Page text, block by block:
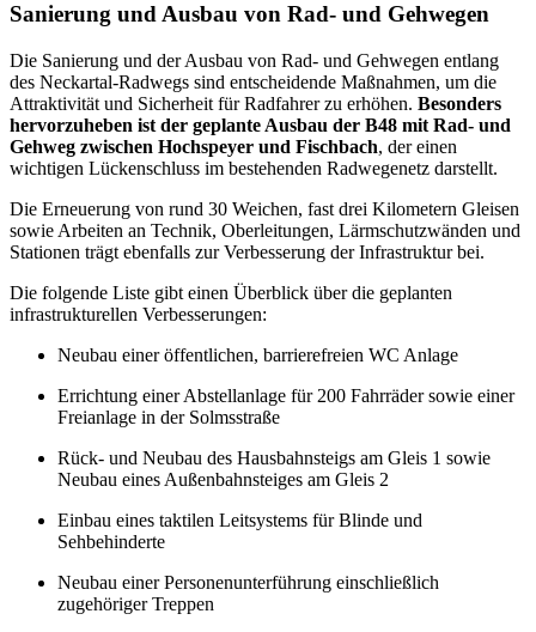
Sanierung und Ausbau von Rad- und Gehwegen
Die Sanierung und der Ausbau von Rad- und Gehwegen entlang
des Neckartal-Radwegs sind entscheidende Maßnahmen, um die
Attraktivität und Sicherheit für Radfahrer zu erhöhen. Besonders
hervorzuheben ist der geplante Ausbau der B48 mit Rad- und
Gehweg zwischen Hochspeyer und Fischbach, der einen
wichtigen Lückenschluss im bestehenden Radwegenetz darstellt.
Die Erneuerung von rund 30 Weichen, fast drei Kilometern Gleisen
sowie Arbeiten an Technik, Oberleitungen, Lärmschutzwänden und
Stationen trägt ebenfalls zur Verbesserung der Infrastruktur bei.
Die folgende Liste gibt einen Überblick über die geplanten
infrastrukturellen Verbesserungen:
Neubau einer öffentlichen, barrierefreien WC Anlage
Errichtung einer Abstellanlage für 200 Fahrräder sowie einer
Freianlage in der Solmsstraße
Rück- und Neubau des Hausbahnsteigs am Gleis 1 sowie
Neubau eines Außenbahnsteiges am Gleis 2
Einbau eines taktilen Leitsystems für Blinde und
Sehbehinderte
Neubau einer Personenunterführung einschließlich
zugehöriger Treppen